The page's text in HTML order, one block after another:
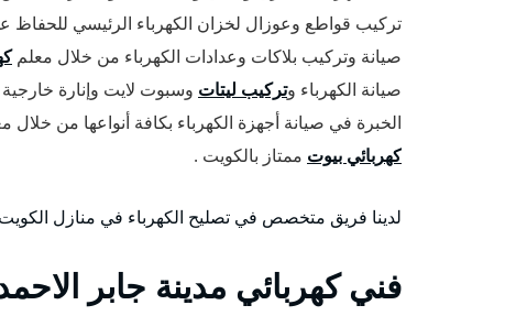
تركيب قواطع وعوزال لخزان الكهرباء الرئيسي للحفاظ
صيانة وتركيب بلاكات وعدادات الكهرباء من خلال معلم
صيانة الكهرباء وتركيب ليتات وسبوت لايت وإنارة
الخبرة في صيانة أجهزة الكهرباء بكافة أنواعها من خلال
كهربائي بيوت ممتاز بالكويت .
لدينا فريق متخصص في تصليح الكهرباء في منازل
فني كهربائي مدينة جابر